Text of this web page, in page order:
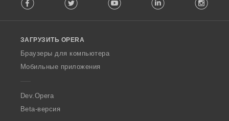
w
O
p
a
ЗАГРУЗИТЬ OPERA
Браузеры для компьютера
Мобильные приложения
Dev.Opera
Beta-версия